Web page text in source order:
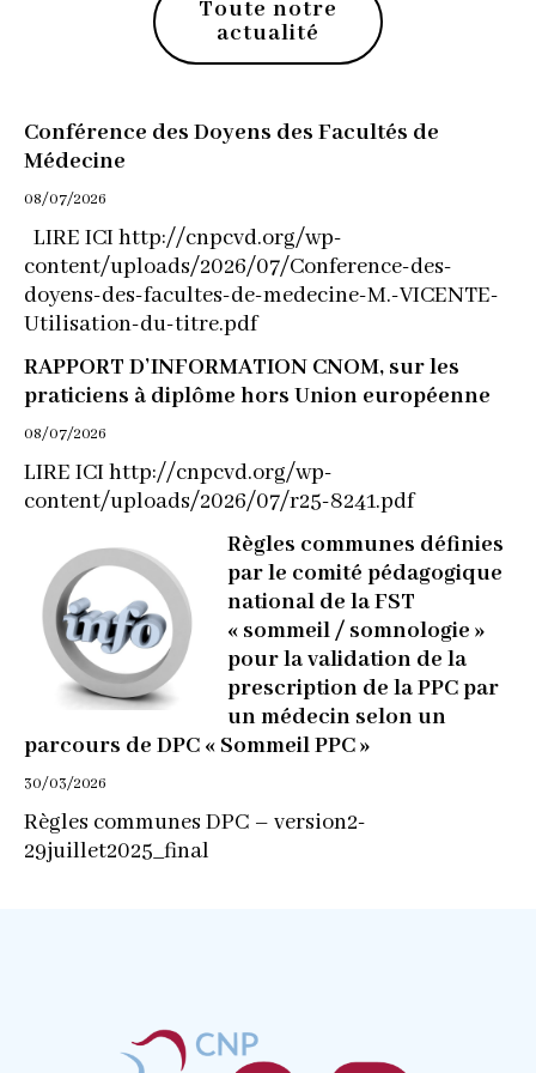
Toute notre
actualité
Conférence des Doyens des Facultés de
Médecine
08/07/2026
LIRE ICI http://cnpcvd.org/wp-
content/uploads/2026/07/Conference-des-
doyens-des-facultes-de-medecine-M.-VICENTE-
Utilisation-du-titre.pdf
RAPPORT D’INFORMATION CNOM, sur les
praticiens à diplôme hors Union européenne
08/07/2026
LIRE ICI http://cnpcvd.org/wp-
content/uploads/2026/07/r25-8241.pdf
Règles communes définies
par le comité pédagogique
national de la FST
« sommeil / somnologie »
pour la validation de la
prescription de la PPC par
un médecin selon un
parcours de DPC « Sommeil PPC »
30/03/2026
Règles communes DPC – version2-
29juillet2025_final